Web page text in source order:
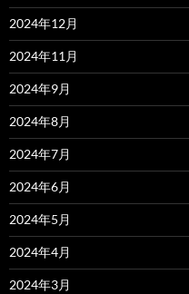
2024年12月
2024年11月
2024年9月
2024年8月
2024年7月
2024年6月
2024年5月
2024年4月
2024年3月